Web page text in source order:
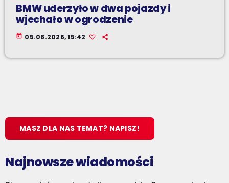
BMW uderzyło w dwa pojazdy i
wjechało w ogrodzenie
today 05.08.2026, 15:42
MASZ DLA NAS TEMAT? NAPISZ!
Najnowsze wiadomości